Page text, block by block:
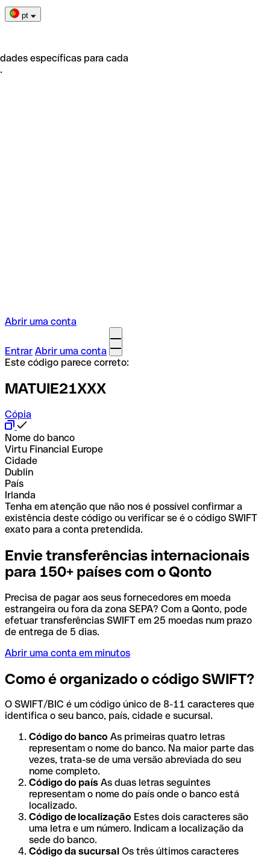
pt
específicas para cada
Abrir uma conta
Entrar Abrir uma conta
Este código parece correto:
MATUIE21XXX
Cópia
Nome do banco
Virtu Financial Europe
Cidade
Dublin
País
Irlanda
Tenha em atenção que não nos é possível confirmar a
existência deste código ou verificar se é o código SWIFT
exato para a conta pretendida.
Envie transferências internacionais
para 150+ países com o Qonto
Precisa de pagar aos seus fornecedores em moeda
estrangeira ou fora da zona SEPA? Com a Qonto, pode
efetuar transferências SWIFT em 25 moedas num prazo
de entrega de 5 dias.
Abrir uma conta em minutos
Como é organizado o código SWIFT?
O SWIFT/BIC é um código único de 8-11 caracteres que
identifica o seu banco, país, cidade e sucursal.
Código do banco As primeiras quatro letras
representam o nome do banco. Na maior parte das
vezes, trata-se de uma versão abreviada do seu
nome completo.
Código do país As duas letras seguintes
representam o nome do país onde o banco está
localizado.
Código de localização Estes dois caracteres são
uma letra e um número. Indicam a localização da
sede do banco.
Código da sucursal Os três últimos caracteres